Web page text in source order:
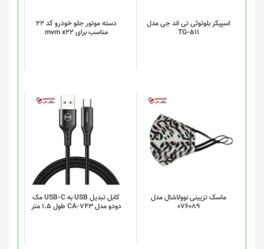
اسپیکر بلوتوثی تی اند جی مدل
TG-511
دسته موتور جلو خودرو کد 22
مناسب برای mvm x22
ماسک تزیینی نوولاشال مدل
076089
کابل تبدیل USB به USB-C مک
دودو مدل CA-743 طول 1.5 متر